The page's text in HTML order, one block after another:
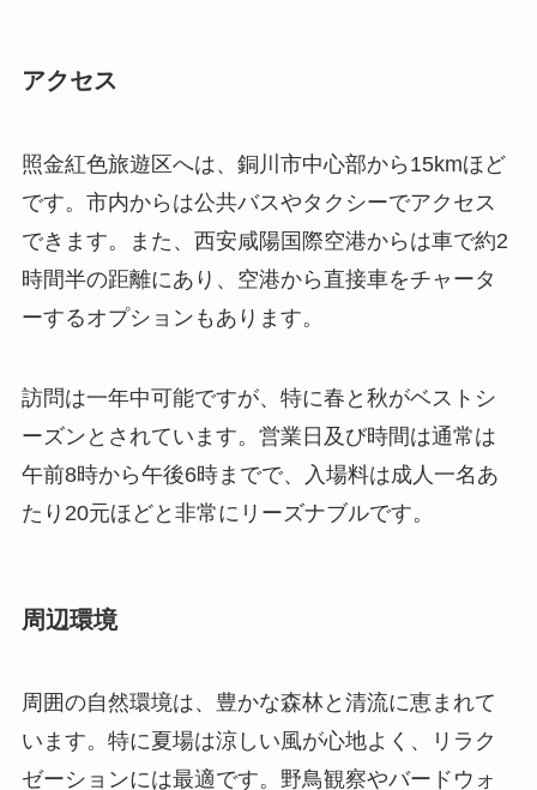
時間半の距離にあり、空港から直接車をチャータ
訪問は一年中可能ですが、特に春と秋がベストシ
ーズンとされています。営業日及び時間は通常は
午前8時から午後6時までで、入場料は成人一名あ
たり20元ほどと非常にリーズナブルです。
周辺環境
周囲の自然環境は、豊かな森林と清流に恵まれて
ッチングも楽しめるため、自然愛好者にとっても
また、照金紅色旅遊区の周辺には多くのレストラ
ンがあり、陝西省の地元料理を味わうことができ